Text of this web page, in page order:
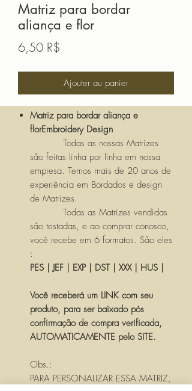
Matriz para bordar
aliança e flor
6,50 R$
Ajouter au panier
Matriz para bordar aliança e
florEmbroidery Design
Todas as nossas Matrizes
são feitas linha por linha em nossa
empresa. Temos mais de 20 anos de
experiência em Bordados e design
de Matrizes.
Todas as Matrizes vendidas
são testadas, e ao comprar conosco,
você recebe em 6 formatos. São eles
:
PES | JEF | EXP | DST | XXX | HUS |
Você receberá um LINK com seu
produto, para ser baixado pós
confirmação de compra verificada,
AUTOMATICAMENTE pelo SITE.
Obs.:
PARA PERSONALIZAR ESSA MATRIZ,